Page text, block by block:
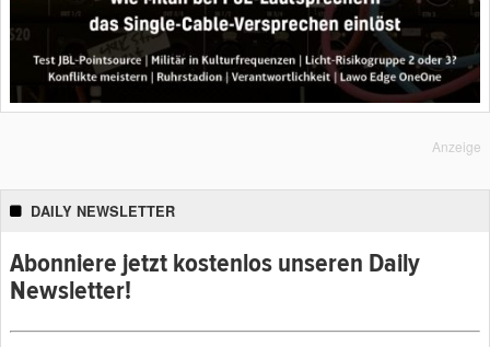
Anzeige
DAILY NEWSLETTER
Abonniere jetzt kostenlos unseren Daily
Newsletter!